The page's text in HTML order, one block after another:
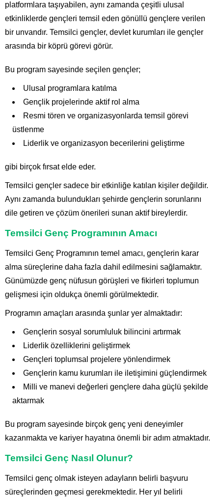
platformlara taşıyabilen, aynı zamanda çeşitli ulusal
etkinliklerde gençleri temsil eden gönüllü gençlere verilen
bir unvandır. Temsilci gençler, devlet kurumları ile gençler
arasında bir köprü görevi görür.
Bu program sayesinde seçilen gençler;
Ulusal programlara katılma
Gençlik projelerinde aktif rol alma
Resmi tören ve organizasyonlarda temsil görevi
üstlenme
Liderlik ve organizasyon becerilerini geliştirme
gibi birçok fırsat elde eder.
Temsilci gençler sadece bir etkinliğe katılan kişiler değildir.
Aynı zamanda bulundukları şehirde gençlerin sorunlarını
dile getiren ve çözüm önerileri sunan aktif bireylerdir.
Temsilci Genç Programının Amacı
Temsilci Genç Programının temel amacı, gençlerin karar
alma süreçlerine daha fazla dahil edilmesini sağlamaktır.
Günümüzde genç nüfusun görüşleri ve fikirleri toplumun
gelişmesi için oldukça önemli görülmektedir.
Programın amaçları arasında şunlar yer almaktadır:
Gençlerin sosyal sorumluluk bilincini artırmak
Liderlik özelliklerini geliştirmek
Gençleri toplumsal projelere yönlendirmek
Gençlerin kamu kurumları ile iletişimini güçlendirmek
Milli ve manevi değerleri gençlere daha güçlü şekilde
aktarmak
Bu program sayesinde birçok genç yeni deneyimler
kazanmakta ve kariyer hayatına önemli bir adım atmaktadır.
Temsilci Genç Nasıl Olunur?
Temsilci genç olmak isteyen adayların belirli başvuru
süreçlerinden geçmesi gerekmektedir. Her yıl belirli